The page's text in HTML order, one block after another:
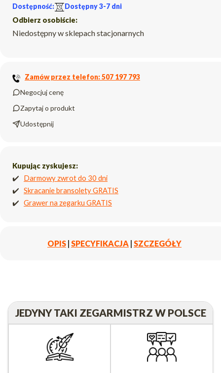
Dostępność:
Dostępny 3-7 dni
Odbierz osobiście:
Niedostępny w sklepach stacjonarnych
Zamów przez telefon: 507 197 793
Negocjuj cenę
Zapytaj o produkt
Udostępnij
Kupując zyskujesz:
✔️ Darmowy zwrot do 30 dni
✔️ Skracanie bransolety GRATIS
✔️ Grawer na zegarku GRATIS
OPIS SPECYFIKACJA SZCZEGÓŁY
JEDYNY TAKI ZEGARMISTRZ W POLSCE